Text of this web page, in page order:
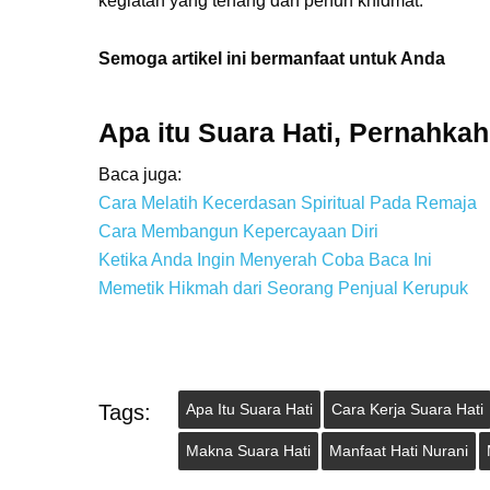
Semoga artikel ini bermanfaat untuk Anda
Apa itu Suara Hati,
Baca juga:
Cara Melatih Kecerdasan Spiritual Pada Remaja
Cara Membangun Kepercayaan Diri
Ketika Anda Ingin Menyerah Coba Baca Ini
Memetik Hikmah dari Seorang Penjual Kerupuk
Tags: Apa Itu Suara Hati Cara Kerja Suara Hati
Makna Suara Hati Manfaat Hati Nurani